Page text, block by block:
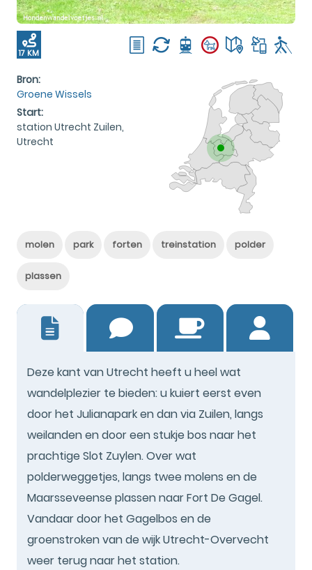
17 KM
Bron:
Groene Wissels
Start:
station Utrecht Zuilen,
Utrecht
molen park forten treinstation polder
plassen
Deze kant van Utrecht heeft u heel wat
wandelplezier te bieden: u kuiert eerst even
door het Julianapark en dan via Zuilen, langs
weilanden en door een stukje bos naar het
prachtige Slot Zuylen. Over wat
polderweggetjes, langs twee molens en de
Maarsseveense plassen naar Fort De Gagel.
Vandaar door het Gagelbos en de
groenstroken van de wijk Utrecht-Overvecht
weer terug naar het station.